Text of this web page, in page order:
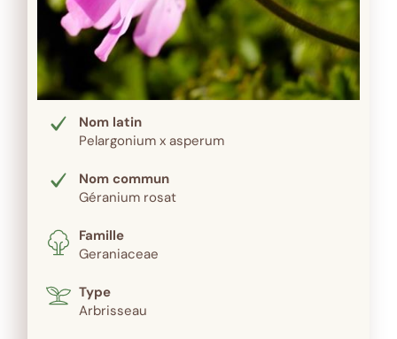
Nom latin
Pelargonium x asperum
Nom commun
Géranium rosat
Famille
Geraniaceae
Type
Arbrisseau